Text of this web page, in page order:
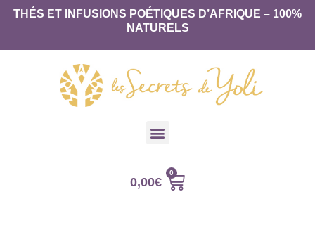
THÉS ET INFUSIONS POÉTIQUES D’AFRIQUE – 100%
NATURELS
0,00€